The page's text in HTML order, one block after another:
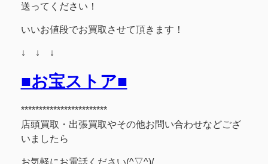
送ってください！
いいお値段でお買取させて頂きます！
↓ ↓ ↓
■お宝ストア■
************************
店頭買取・出張買取やその他お問い合わせなどござ
いましたら
お気軽にお電話ください(^▽^)/